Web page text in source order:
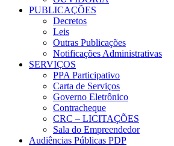
PUBLICAÇÕES
Decretos
Leis
Outras Publicações
Notificações Administrativas
SERVIÇOS
PPA Participativo
Carta de Serviços
Governo Eletrônico
Contracheque
CRC – LICITAÇÕES
Sala do Empreendedor
Audiências Públicas PDP